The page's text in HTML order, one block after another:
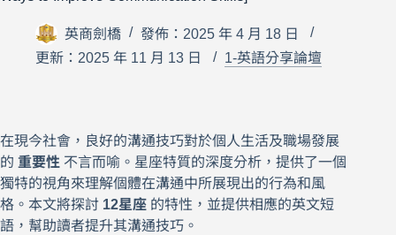
英商劍橋
發佈：2025 年 4 月 18 日
更新：2025 年 11 月 13 日
1-英語分享論壇
在現今社會，良好的溝通技巧對於個人生活及職場發展
的 重要性 不言而喻。星座特質的深度分析，提供了一個
獨特的視角來理解個體在溝通中所展現出的行為和風
格。本文將探討 12星座 的特性，並提供相應的英文短
語，幫助讀者提升其溝通技巧。